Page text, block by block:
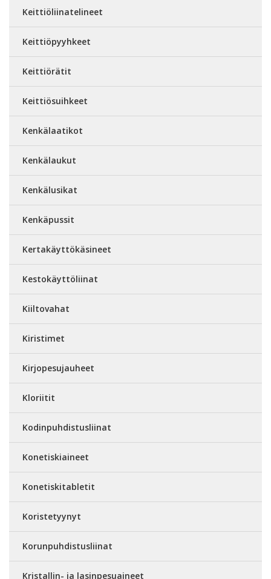
Keittiöliinatelineet
Keittiöpyyhkeet
Keittiörätit
Keittiösuihkeet
Kenkälaatikot
Kenkälaukut
Kenkälusikat
Kenkäpussit
Kertakäyttökäsineet
Kestokäyttöliinat
Kiiltovahat
Kiristimet
Kirjopesujauheet
Kloriitit
Kodinpuhdistusliinat
Konetiskiaineet
Konetiskitabletit
Koristetyynyt
Korunpuhdistusliinat
Kristallin- ja lasinpesuaineet